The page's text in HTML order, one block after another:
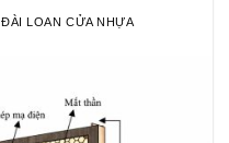
ĐÀI LOAN CỬA NHỰA